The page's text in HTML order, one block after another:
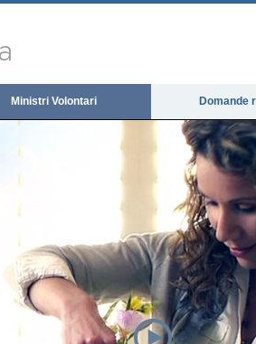
Ministri Volontari Domande